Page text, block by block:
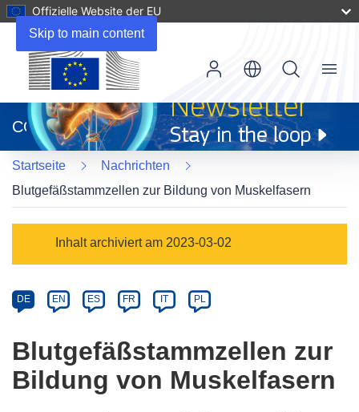
Skip to main content
Offizielle Website der EU
neuem
Fenster)
CORDIS
Menu
Startseite
Nachrichten
Blutgefäßstammzellen zur Bildung von Muskelfasern
Category
Inhalt archiviert am 2023-03-02
Article
available
the
following
languages:
DE EN ES FR IT PL
Blutgefäßstammzellen zur
Bildung von Muskelfasern